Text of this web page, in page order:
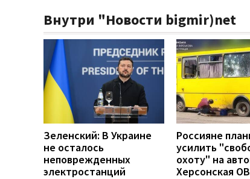
Внутри "Новости bigmir)net
Зеленский: В Украине
не осталось
неповрежденных
электростанций
Россияне
усилить
охоту" на
Херсонская